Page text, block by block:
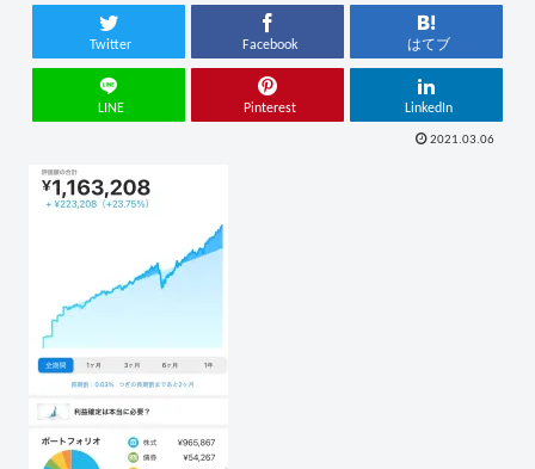
Twitter Facebook はてブ
LINE Pinterest LinkedIn
2021.03.06